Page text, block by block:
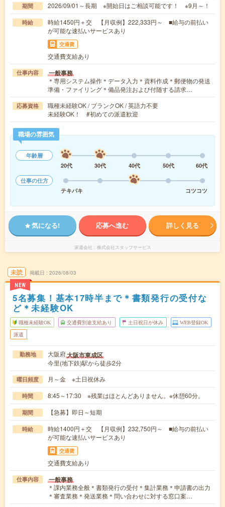
期間 2026/09/01～長期 ※開始日はご相談可能です！ ※9月～！
時給
時給1450円＋交 【月収例】222,333円～ ■給与の前払い
が可能な速払いサービスあり
交通費
交通費支給あり
仕事内容 一般事務
＊専用システム操作＊データ入力＊資料作成＊郵便物の発送
準備・ファイリング＊備品発注および付随する請求…
応募資格
職種未経験OK / ブランクOK / 英語力不要
未経験OK！ #初めての派遣歓迎
職場の雰囲気
年齢層
20代
30代 40代 50代
60代
仕事の仕方
テキパキ
コツコツ
気になる! 応募へ進む 詳しく見る
派遣会社 株式会社スタッフサービス
未読
NEW
掲載日 2026/08/03
5名募集！基本17時半まで＊書類発行の受付な
ど＊未経験OK
職種未経験OK 交通費別途支給あり 土日祝日が休み WEB登録OK
派遣
勤務地 大阪府大阪市東成区
今里(地下鉄)駅から徒歩2分
曜日頻度 月～金 ※土日祝休み
時間 8:45～17:30 ※残業はほとんどありません。※休憩60分。
期間 【急募】即日～短期
時給
時給1400円＋交 【月収例】232,750円～ ■給与の前払い
が可能な速払いサービスあり
交通費
交通費支給あり
仕事内容 一般事務
＊課内業務全般＊書類発行の受付＊集計業務＊申請書の出力
＊審査業務＊発送業務＊問い合わせに対する窓口案…